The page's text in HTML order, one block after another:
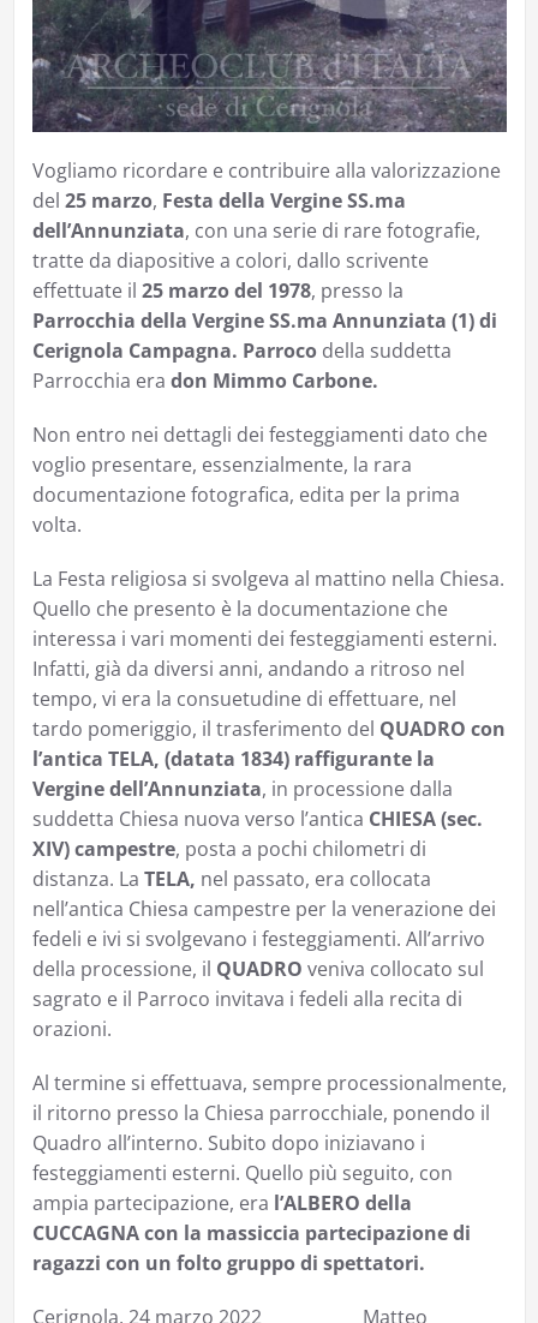
Vogliamo ricordare e contribuire alla valorizzazione
del 25 marzo, Festa della Vergine SS.ma
dell’Annunziata, con una serie di rare fotografie,
tratte da diapositive a colori, dallo scrivente
effettuate il 25 marzo del 1978, presso la
Parrocchia della Vergine SS.ma Annunziata (1) di
Cerignola Campagna. Parrocodella suddetta
Parrocchia era don Mimmo Carbone.
Non entro nei dettagli dei festeggiamenti dato che
voglio presentare, essenzialmente, la rara
documentazione fotografica, edita per la prima
volta.
La Festa religiosa si svolgeva al mattino nella Chiesa.
Quello che presento è la documentazione che
interessa i vari momenti dei festeggiamenti esterni.
Infatti, già da diversi anni, andando a ritroso nel
tempo, vi era la consuetudine di effettuare, nel
tardo pomeriggio, il trasferimento del QUADRO con
l’antica TELA, (datata 1834) raffigurante la
Vergine dell’Annunziata, in processione dalla
suddetta Chiesa nuova verso l’antica CHIESA (sec.
XIV) campestre, posta a pochi chilometri di
distanza. La TELA, nel passato, era collocata
nell’antica Chiesa campestre per la venerazione dei
fedeli e ivi si svolgevano i festeggiamenti. All’arrivo
della processione, il QUADRO veniva collocato sul
sagrato e il Parroco invitava i fedeli alla recita di
orazioni.
Al termine si effettuava, sempre processionalmente,
il ritorno presso la Chiesa parrocchiale, ponendo il
Quadro all’interno. Subito dopo iniziavano i
festeggiamenti esterni. Quello più seguito, con
ampia partecipazione, era l’ALBERO della
CUCCAGNA con la massiccia partecipazione di
ragazzi con un folto gruppo di spettatori.
Cerignola, 24 marzo 2022 Matteo